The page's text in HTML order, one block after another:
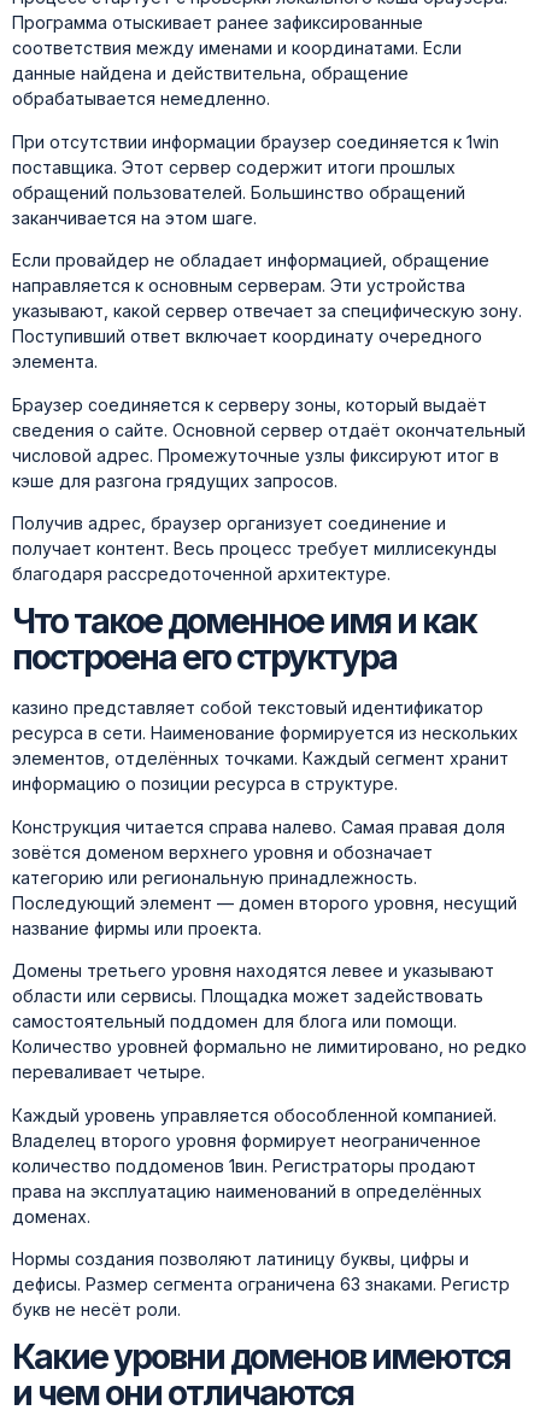
Программа отыскивает ранее зафиксированные
соответствия между именами и координатами. Если
данные найдена и действительна, обращение
обрабатывается немедленно.
При отсутствии информации браузер соединяется к 1win
поставщика. Этот сервер содержит итоги прошлых
обращений пользователей. Большинство обращений
заканчивается на этом шаге.
Если провайдер не обладает информацией, обращение
направляется к основным серверам. Эти устройства
указывают, какой сервер отвечает за специфическую зону.
Поступивший ответ включает координату очередного
элемента.
Браузер соединяется к серверу зоны, который выдаёт
сведения о сайте. Основной сервер отдаёт окончательный
числовой адрес. Промежуточные узлы фиксируют итог в
кэше для разгона грядущих запросов.
Получив адрес, браузер организует соединение и
получает контент. Весь процесс требует миллисекунды
благодаря рассредоточенной архитектуре.
Что такое доменное имя и как
построена его структура
казино представляет собой текстовый идентификатор
ресурса в сети. Наименование формируется из нескольких
элементов, отделённых точками. Каждый сегмент хранит
информацию о позиции ресурса в структуре.
Конструкция читается справа налево. Самая правая доля
зовётся доменом верхнего уровня и обозначает
категорию или региональную принадлежность.
Последующий элемент — домен второго уровня, несущий
название фирмы или проекта.
Домены третьего уровня находятся левее и указывают
области или сервисы. Площадка может задействовать
самостоятельный поддомен для блога или помощи.
Количество уровней формально не лимитировано, но редко
переваливает четыре.
Каждый уровень управляется обособленной компанией.
Владелец второго уровня формирует неограниченное
количество поддоменов 1вин. Регистраторы продают
права на эксплуатацию наименований в определённых
доменах.
Нормы создания позволяют латиницу буквы, цифры и
дефисы. Размер сегмента ограничена 63 знаками. Регистр
букв не несёт роли.
Какие уровни доменов имеются
и чем они отличаются